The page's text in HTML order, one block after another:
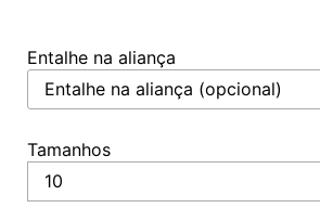
Entalhe na aliança
Tamanhos